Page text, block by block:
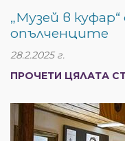
„Музей в
опълченците
28.2.2025 г.
ПРОЧЕТИ ЦЯЛАТА